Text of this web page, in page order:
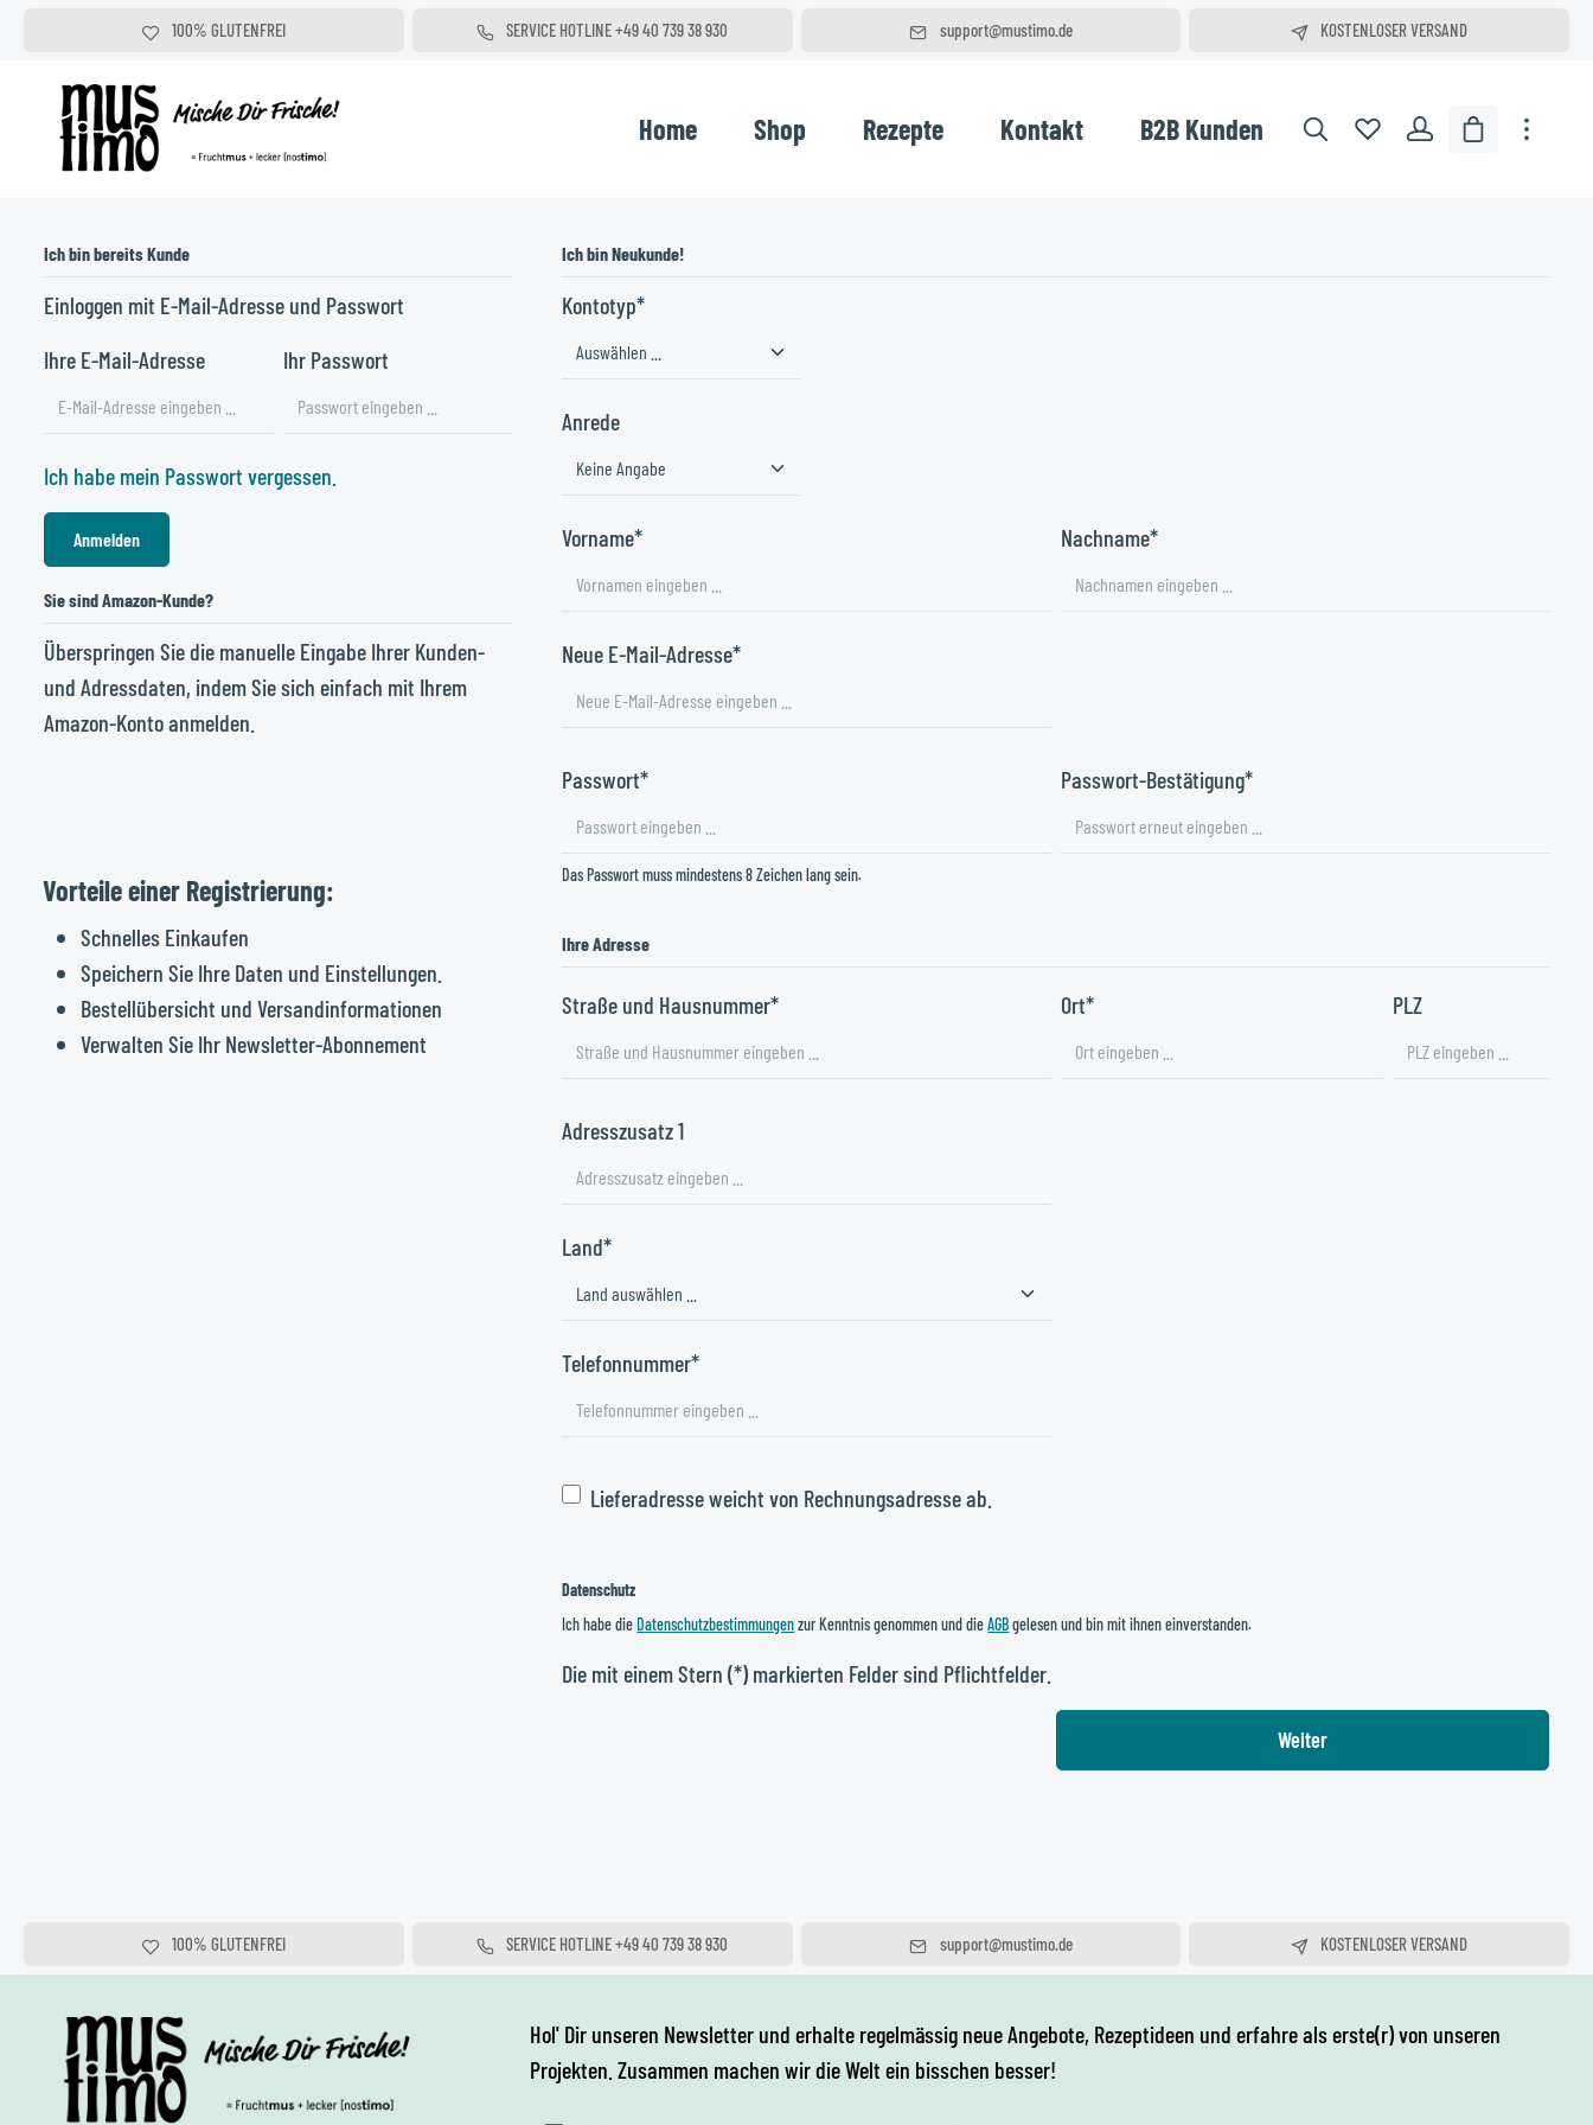
100% GLUTENFREI SERVICE HOTLINE +49 40 739 38 930 support@mustimo.de KOSTENLOSER VERSAND
Home Shop Rezepte Kontakt B2B Kunden
Ich bin bereits Kunde
Einloggen mit E-Mail-Adresse und Passwort
Ihre E-Mail-Adresse
Ihr Passwort
Ich habe mein Passwort vergessen.
Anmelden
Sie sind Amazon-Kunde?
Überspringen Sie die manuelle Eingabe Ihrer Kunden-
und Adressdaten, indem Sie sich einfach mit Ihrem
Amazon-Konto anmelden.
Vorteile einer Registrierung:
Schnelles Einkaufen
Speichern Sie Ihre Daten und Einstellungen.
Bestellübersicht und Versandinformationen
Verwalten Sie Ihr Newsletter-Abonnement
Ich bin Neukunde!
Persönliche Informationen
Kontotyp*
Anrede
Vorname* Nachname*
Neue E-Mail-Adresse*
Passwort*
Das Passwort muss mindestens 8 Zeichen lang sein.
Passwort-Bestätigung*
Ihre Adresse
Straße und Hausnummer* Ort* PLZ
Adresszusatz 1
Land*
Telefonnummer*
Lieferadresse weicht von Rechnungsadresse ab.
Datenschutz
Ich habe dieDatenschutzbestimmungenzur Kenntnis genommen und dieAGBgelesen und bin mit ihnen einverstanden.
Die mit einem Stern (*) markierten Felder sind Pflichtfelder.
Weiter
100% GLUTENFREI SERVICE HOTLINE +49 40 739 38 930 support@mustimo.de KOSTENLOSER VERSAND
Hol' Dir unseren Newsletter und erhalte regelmässig neue Angebote, Rezeptideen und erfahre als erste(r) von unseren
Projekten. Zusammen machen wir die Welt ein bisschen besser!